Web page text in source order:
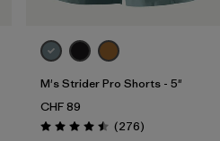
M's Strider Pro Shorts - 5"
CHF 89
Évaluation: 4.5 / 5
(276Avis
)